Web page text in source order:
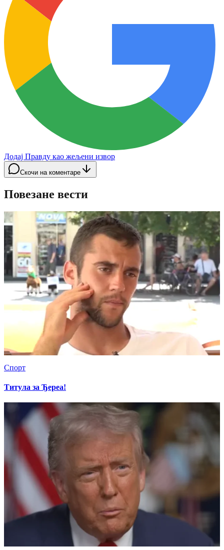
Додај Правду као жељени извор
Скочи на коментаре
Повезане вести
Спорт
Титула за Ђереа!